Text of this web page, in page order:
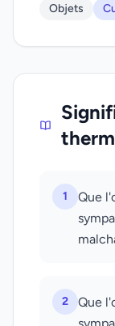
Objets
1
Que
2
Que